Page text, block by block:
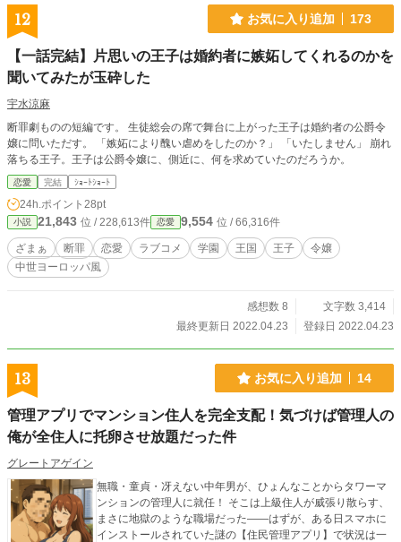
12 お気に入り追加 173
【一話完結】片思いの王子は婚約者に嫉妬してくれるのかを
聞いてみたが玉砕した
宇水涼麻
断罪劇ものの短編です。 生徒総会の席で舞台に上がった王子は婚約者の公爵令
嬢に問いただす。 「嫉妬により醜い虐めをしたのか？」 「いたしません」 崩れ
落ちる王子。王子は公爵令嬢に、側近に、何を求めていたのだろうか。
恋愛 完結 ｼｮｰﾄｼｮｰﾄ
24h.ポイント 28pt
小説 21,843 位 / 228,613件 恋愛 9,554 位 / 66,316件
ざまぁ 断罪 恋愛 ラブコメ 学園 王国 王子
令嬢
中世ヨーロッパ風
感想数 8
文字数 3,414
最終更新日 2022.04.23
登録日 2022.04.23
13 お気に入り追加 14
管理アプリでマンション住人を完全支配！気づけば管理人の
俺が全住人に托卵させ放題だった件
グレートアゲイン
無職・童貞・冴えない中年男が、ひょんなことからタワーマ
ンションの管理人に就任！ そこは上級住人が威張り散らす、
まさに地獄のような職場だった——はずが、ある日スマホに
インストールされていた謎の【住民管理アプリ】で状況は一